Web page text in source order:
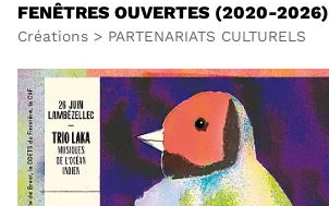
JOURNAL / ACTUS
EQUIPE
CONTACT
RECHERCHER :
FENÊTRES OUVERTES (2020-2026)
Créations > PARTENARIATS CULTURELS